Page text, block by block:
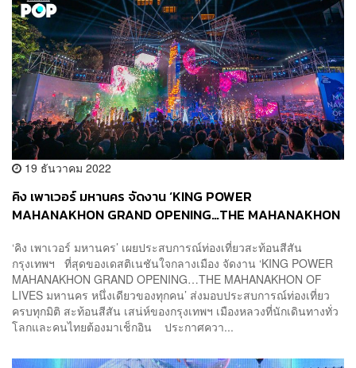
19 ธันวาคม 2022
คิง เพาเวอร์ มหานคร จัดงาน ‘KING POWER
MAHANAKHON GRAND OPENING…THE MAHANAKHON
‘คิง เพาเวอร์ มหานคร’ เผยประสบการณ์ท่องเที่ยวสะท้อนสีสัน
กรุงเทพฯ ที่สุดของเดสติเนชันใจกลางเมือง จัดงาน ‘KING POWER
MAHANAKHON GRAND OPENING…THE MAHANAKHON OF
LIVES มหานคร หนึ่งเดียวของทุกคน’ ส่งมอบประสบการณ์ท่องเที่ยว
ครบทุกมิติ สะท้อนสีสัน เสน่ห์ของกรุงเทพฯ เมืองหลวงที่นักเดินทางทั่ว
โลกและคนไทยต้องมาเช็กอิน ประกาศควา...